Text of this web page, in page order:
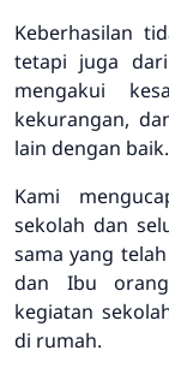
Keberhasilan
tetapi juga
mengakui
kekurangan,
lain dengan baik.
Kami
sekolah dan
sama yang
dan Ibu
kegiatan
di rumah.